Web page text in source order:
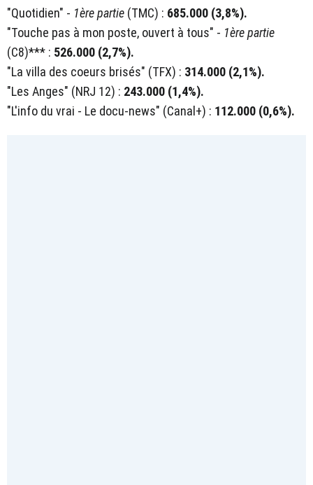
"Quotidien" - 1ère partie (TMC) : 685.000 (3,8%).
"Touche pas à mon poste, ouvert à tous" - 1ère partie
(C8)*** : 526.000 (2,7%).
"La villa des coeurs brisés" (TFX) : 314.000 (2,1%).
"Les Anges" (NRJ 12) : 243.000 (1,4%).
"L'info du vrai - Le docu-news" (Canal+) : 112.000 (0,6%).